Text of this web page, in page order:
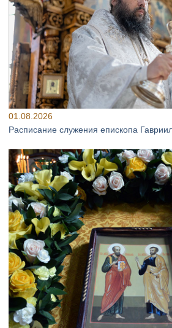
01.08.2026
Расписание служения епископа